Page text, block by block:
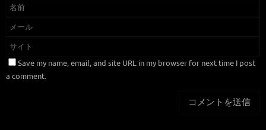
Save my name, email, and site URL in my browser for next time I post
a comment.